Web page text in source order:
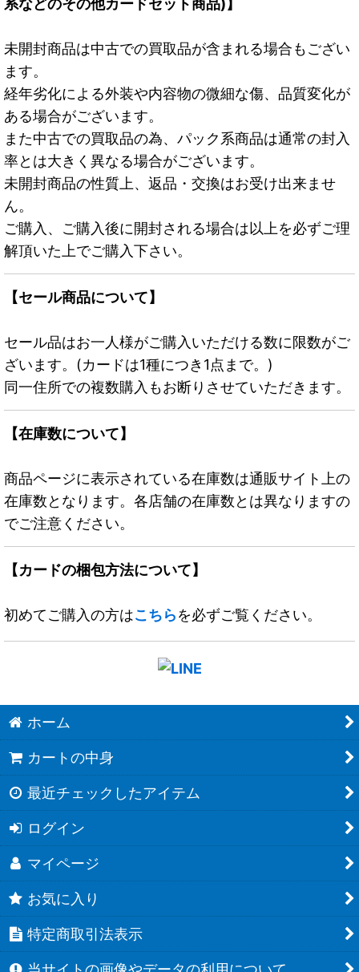
未開封商品は中古での買取品が含まれる場合もござい
ます。
経年劣化による外装や内容物の微細な傷、品質変化が
ある場合がございます。
また中古での買取品の為、パック系商品は通常の封入
率とは大きく異なる場合がございます。
未開封商品の性質上、返品・交換はお受け出来ませ
ん。
ご購入、ご購入後に開封される場合は以上を必ずご理
解頂いた上でご購入下さい。
【セール商品について】
セール品はお一人様がご購入いただける数に限数がご
ざいます。(カードは1種につき1点まで。)
同一住所での複数購入もお断りさせていただきます。
【在庫数について】
商品ページに表示されている在庫数は通販サイト上の
在庫数となります。各店舗の在庫数とは異なりますの
でご注意ください。
【カードの梱包方法について】
初めてご購入の方はこちらを必ずご覧ください。
ホーム
カートの中身
最近チェックしたアイテム
ログイン
マイページ
お気に入り
特定商取引法表示